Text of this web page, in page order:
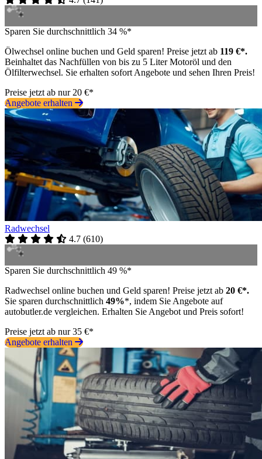
Sparen Sie durchschnittlich 34 %*
Ölwechsel online buchen und Geld sparen! Preise jetzt ab 119 €*.
Beinhaltet das Nachfüllen von bis zu 5 Liter Motoröl und den
Ölfilterwechsel. Sie erhalten sofort Angebote und sehen Ihren Preis!
Preise jetzt ab nur 20 €*
Angebote erhalten
Radwechsel
4.7 (610)
Sparen Sie durchschnittlich 49 %*
Radwechsel online buchen und Geld sparen! Preise jetzt ab 20 €*.
Sie sparen durchschnittlich 49%*, indem Sie Angebote auf
autobutler.de vergleichen. Erhalten Sie Angebot und Preis sofort!
Preise jetzt ab nur 35 €*
Angebote erhalten